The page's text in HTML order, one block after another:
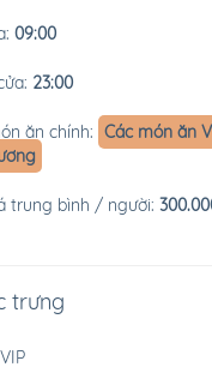
09:00
23:00
ăn chính: Các món ăn
trung bình / người:
trưng